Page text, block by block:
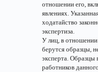
отношении его,
явлениях.
ходатайство
экспертиза.
У лиц, в отношении
берутся образцы,
эксперта. Образцы
работников